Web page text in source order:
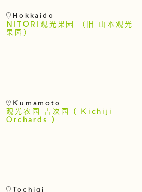
Hokkaido
NITORI观光果园 （旧 山本观光
果园）
Kumamoto
观光农园 吉次园 ( Kichiji
Orchards )
Tochigi